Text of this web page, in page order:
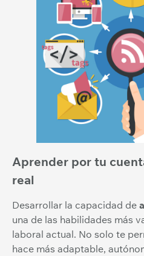
Aprender por tu
real
Desarrollar la capacidad de
una de las habilidades más
laboral actual. No solo te
hace más adaptable,